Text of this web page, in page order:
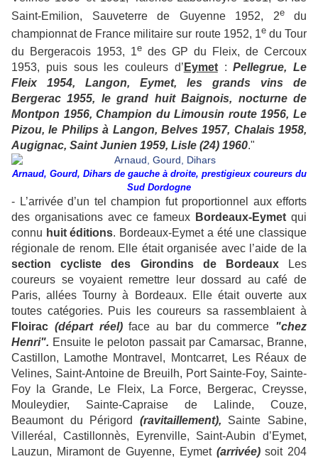
Saint-Emilion, Sauveterre de Guyenne 1952, 2edu
championnat de France militaire sur route 1952, 1edu Tour
du Bergeracois 1953, 1e des GP du Fleix, de Cercoux
1953, puis sous les couleurs d’ Eymet:Pellegrue, Le
Fleix 1954, Langon, Eymet, les grands vins de
Bergerac 1955, le grand huit Baignois, nocturne de
Montpon 1956, Champion du Limousin route 1956, Le
Pizou, le Philips à Langon, Belves 1957, Chalais 1958,
Augignac, Saint Junien 1959, Lisle (24) 1960."
Arnaud, Gourd, Dihars de gauche à droite, prestigieux coureurs du
Sud Dordogne
- L’arrivée d’un tel champion fut proportionnel aux efforts
des organisations avec ce fameux Bordeaux-Eymet qui
connu huit éditions. Bordeaux-Eymet a été une classique
régionale de renom. Elle était organisée avec l’aide de la
section cycliste des Girondins de BordeauxLes
coureurs se voyaient remettre leur dossard au café de
Paris, allées Tourny à Bordeaux. Elle était ouverte aux
toutes catégories. Puis les coureurs sa rassemblaient à
Floirac (départ réel)face au bar du commerce "chez
Henri". Ensuite le peloton passait par Camarsac, Branne,
Castillon, Lamothe Montravel, Montcarret, Les Réaux de
Velines, Saint-Antoine de Breuilh, Port Sainte-Foy, Sainte-
Foy la Grande, Le Fleix, La Force, Bergerac, Creysse,
Mouleydier, Sainte-Capraise de Lalinde, Couze,
Beaumont du Périgord (ravitaillement), Sainte Sabine,
Villeréal, Castillonnès, Eyrenville, Saint-Aubin d’Eymet,
Lauzun, Miramont de Guyenne, Eymet (arrivée)soit 204